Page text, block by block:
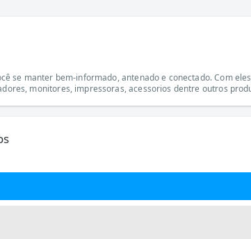
se manter bem-informado, antenado e conectado. Com
monitores, impressoras, acessorios dentre outros